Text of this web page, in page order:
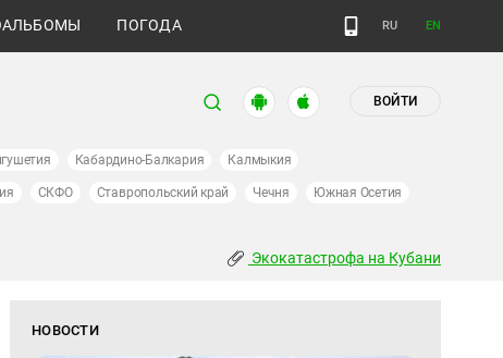
ПОГОДА RU EN
ВОЙТИ
Кабардино-Балкария Калмыкия
СКФО Ставропольский край Чечня Южная Осетия
Экокатастрофа на Кубани
НОВОСТИ